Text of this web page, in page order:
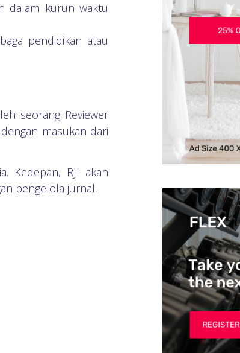
dalam kurun waktu
pendidikan atau
seorang Reviewer
masukan dari
Kedepan, RJI akan
pengelola jurnal.